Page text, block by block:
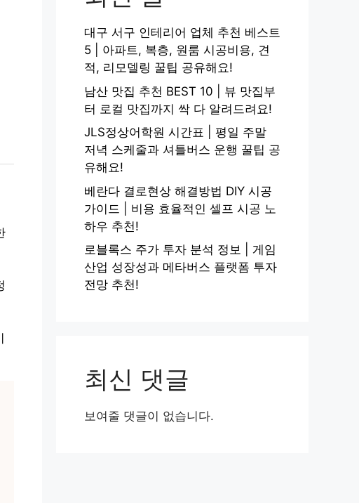
대구 서구 인테리어 업체 추천 베스트
5 | 아파트, 복층, 원룸 시공비용, 견
적, 리모델링 꿀팁 공유해요!
남산 맛집 추천 BEST 10 | 뷰 맛집부
터 로컬 맛집까지 싹 다 알려드려요!
JLS정상어학원 시간표 | 평일 주말
저녁 스케줄과 셔틀버스 운행 꿀팁 공
유해요!
베란다 결로현상 해결방법 DIY 시공
가이드 | 비용 효율적인 셀프 시공 노
하우 추천!
로블록스 주가 투자 분석 정보 | 게임
산업 성장성과 메타버스 플랫폼 투자
전망 추천!
최신 댓글
보여줄 댓글이 없습니다.